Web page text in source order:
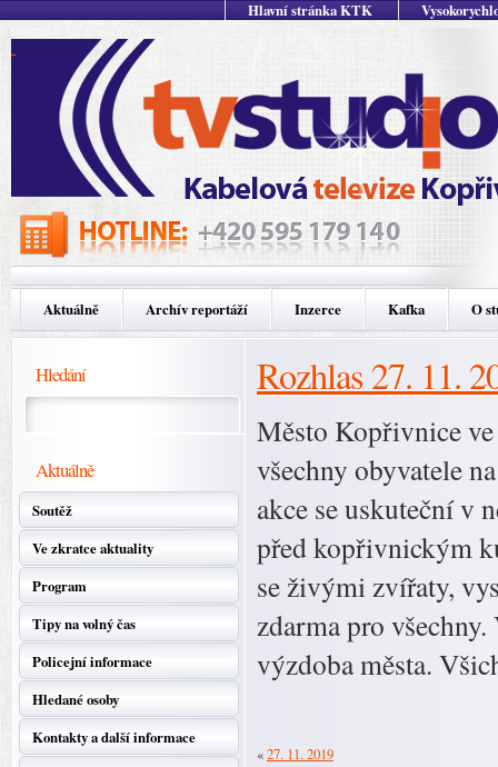
Hlavní stránka KTK
Aktuálně Archív reportáží Inzerce Kafka O
Hledání
Aktuálně
Soutěž
Ve zkratce aktuality
Program
Tipy na volný čas
Policejní informace
Hledané osoby
Kontakty a další informace
Rozhlas 27. 11.
Město Kopřivnice
všechny obyvatele
akce se uskuteční v
před kopřivnickým
se živými zvířaty,
zdarma pro
výzdoba města.
«27. 11. 2019